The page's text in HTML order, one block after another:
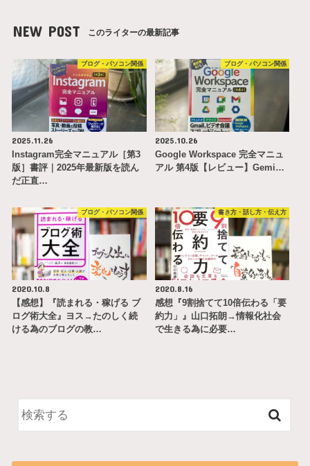
NEW POST このライターの最新記事
ブログ・パソコン関係
2025.11.26
Instagram完全マニュアル［第3
版］書評｜2025年最新版を読ん
だ正直…
ブログ・パソコン関係
2025.10.26
Google Workspace 完全マニュ
アル 第4版【レビュー】Gemi…
ブログ・パソコン関係
2020.10.8
【感想】『読まれる・稼げる ブ
ログ術大全』ヨス→たのしく続
ける為のブログの教…
書き方・話し方・伝え方
2020.8.16
感想『9割捨てて10倍伝わる「要
約力」』山口拓朗→情報化社会
で生きる為に必要…